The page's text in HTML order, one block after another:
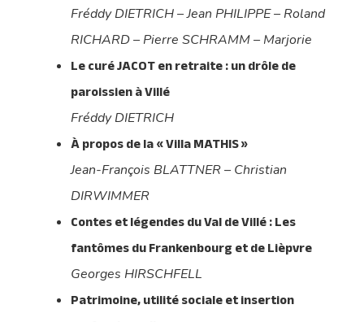
Fréddy DIETRICH – Jean PHILIPPE – Roland
RICHARD – Pierre SCHRAMM – Marjorie
Le curé JACOT en retraite : un drôle de
paroissien à Villé
Fréddy DIETRICH
À propos de la « Villa MATHIS »
Jean-François BLATTNER – Christian
DIRWIMMER
Contes et légendes du Val de Villé : Les
fantômes du Frankenbourg et de Lièpvre
Georges HIRSCHFELL
Patrimoine, utilité sociale et insertion